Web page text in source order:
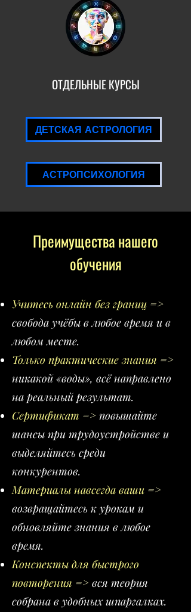
ОТДЕЛЬНЫЕ КУРСЫ
ДЕТСКАЯ АСТРОЛОГИЯ
АСТРОПСИХОЛОГИЯ
Преимущества нашего
обучения
Учитесь онлайн без границ =>
свобода учёбы в любое время и в
любом месте.
Только практические знания =>
никакой «воды», всё направлено
на реальный результат.
Сертификат => повышайте
шансы при трудоустройстве и
выделяйтесь среди
конкурентов.
Материалы навсегда ваши =>
возвращайтесь к урокам и
обновляйте знания в любое
время.
Конспекты для быстрого
повторения => вся теория
собрана в удобных шпаргалках.